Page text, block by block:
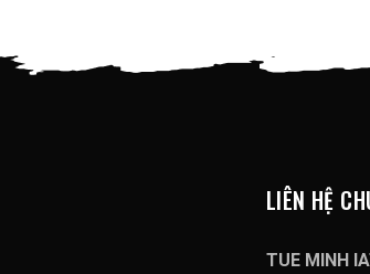
LIÊN HỆ
TUE MINH